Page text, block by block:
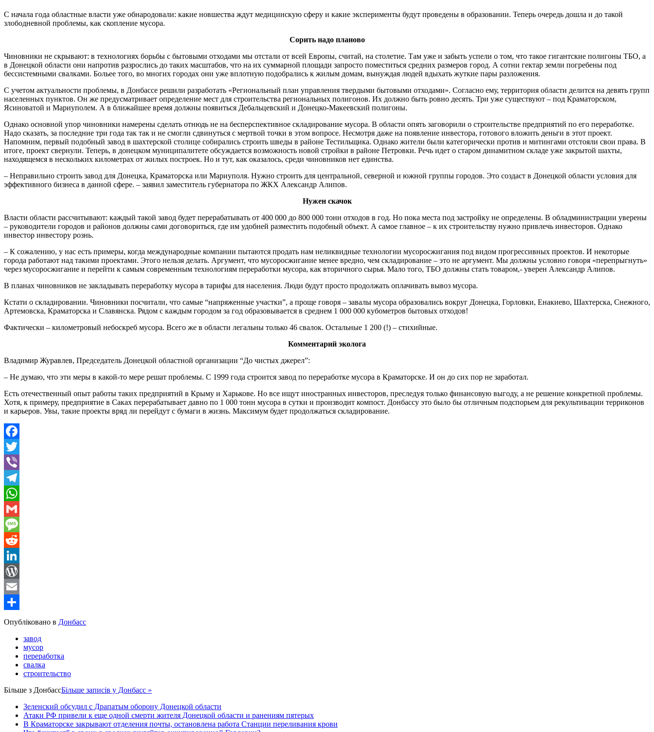
С начала года областные власти уже обнародовали: какие новшества ждут медицинскую сферу и какие эксперименты будут проведены в образовании. Теперь очередь дошла и до такой
злободневной проблемы, как скопление мусора.
Сорить надо планово
Чиновники не скрывают: в технологиях борьбы с бытовыми отходами мы отстали от всей Европы, считай, на столетие. Там уже и забыть успели о том, что такое гигантские полигоны ТБО, а
в Донецкой области они напротив разрослись до таких масштабов, что на их суммарной площади запросто поместиться средних размеров город. А сотни гектар земли погребены под
бессистемными свалками. Больее того, во многих городах они уже вплотную подобрались к жилым домам, вынуждая людей вдыхать жуткие пары разложения.
С учетом актуальности проблемы, в Донбассе решили разработать «Региональный план управления твердыми бытовыми отходами». Согласно ему, территория области делится на девять групп
населенных пунктов. Он же предусматривает определение мест для строительства региональных полигонов. Их должно быть ровно десять. Три уже существуют – под Краматорском,
Ясиноватой и Мариуполем. А в ближайшее время должны появиться Дебальцевский и Донецко-Макеевский полигоны.
Однако основной упор чиновники намерены сделать отнюдь не на бесперспективное складирование мусора. В области опять заговорили о строительстве предприятий по его переработке.
Надо сказать, за последние три года так так и не смогли сдвинуться с мертвой точки в этом вопросе. Несмотря даже на появление инвестора, готового вложить деньги в этот проект.
Напомним, первый подобный завод в шахтерской столице собирались строить шведы в районе Тестильщика. Однако жители были категорически против и митингами отстояли свои права. В
итоге, проект свернули. Теперь, в донецком муниципалитете обсуждается возможность новой стройки в районе Петровки. Речь идет о старом динамитном складе уже закрытой шахты,
находящемся в нескольких километрах от жилых построек. Но и тут, как оказалось, среди чиновников нет единства.
– Неправильно строить завод для Донецка, Краматорска или Мариуполя. Нужно строить для центральной, северной и южной группы городов. Это создаст в Донецкой области условия для
эффективного бизнеса в данной сфере. – заявил заместитель губернатора по ЖКХ Александр Алипов.
Нужен скачок
Власти области рассчитывают: каждый такой завод будет перерабатывать от 400 000 до 800 000 тонн отходов в год. Но пока места под застройку не определены. В обладминистрации уверены
– руководители городов и районов должны сами договориться, где им удобней разместить подобный объект. А самое главное – к их строительству нужно привлечь инвесторов. Однако
инвестор инвестору рознь.
– К сожалению, у нас есть примеры, когда международные компании пытаются продать нам неликвидные технологии мусоросжигания под видом прогрессивных проектов. И некоторые
города работают над такими проектами. Этого нельзя делать. Аргумент, что мусоросжигание менее вредно, чем складирование – это не аргумент. Мы должны условно говоря «перепрыгнуть»
через мусоросжигание и перейти к самым современным технологиям переработки мусора, как вторичного сырья. Мало того, ТБО должны стать товаром,- уверен Александр Алипов.
В планах чиновников не закладывать переработку мусора в тарифы для населения. Люди будут просто продолжать оплачивать вывоз мусора.
Кстати о складировании. Чиновники посчитали, что самые “напряженные участки”, а проще говоря – завалы мусора образовались вокруг Донецка, Горловки, Енакиево, Шахтерска, Снежного,
Артемовска, Краматорска и Славянска. Рядом с каждым городом за год образовывается в среднем 1 000 000 кубометров бытовых отходов!
Фактически – километровый небоскреб мусора. Всего же в области легальны только 46 свалок. Остальные 1 200 (!) – стихийные.
Комментарий эколога
Владимир Журавлев, Председатель Донецкой областной организации “До чистых джерел”:
– Не думаю, что эти меры в какой-то мере решат проблемы. С 1999 года строится завод по переработке мусора в Краматорске. И он до сих пор не заработал.
Есть отечественный опыт работы таких предприятий в Крыму и Харькове. Но все ищут иностранных инвесторов, преследуя только финансовую выгоду, а не решение конкретной проблемы.
Хотя, к примеру, предприятие в Саках перерабатывает давно по 1 000 тонн мусора в сутки и производит компост. Донбассу это было бы отличным подспорьем для рекультивации терриконов
и карьеров. Увы, такие проекты вряд ли перейдут с бумаги в жизнь. Максимум будет продолжаться складирование.
Facebook
Twitter
Viber
Telegram
WhatsApp
Gmail
Message
Reddit
LinkedIn
WordPress
Email
Share
Опубліковано в Донбасс
завод
мусор
переработка
свалка
строительство
Більше з ДонбассБільше записів у Донбасс »
Зеленский обсудил с Драпатым оборону Донецкой области
Атаки РФ привели к еще одной смерти жителя Донецкой области и ранениям пятерых
В Краматорске закрывают отделения почты, остановлена работа Станции переливания крови